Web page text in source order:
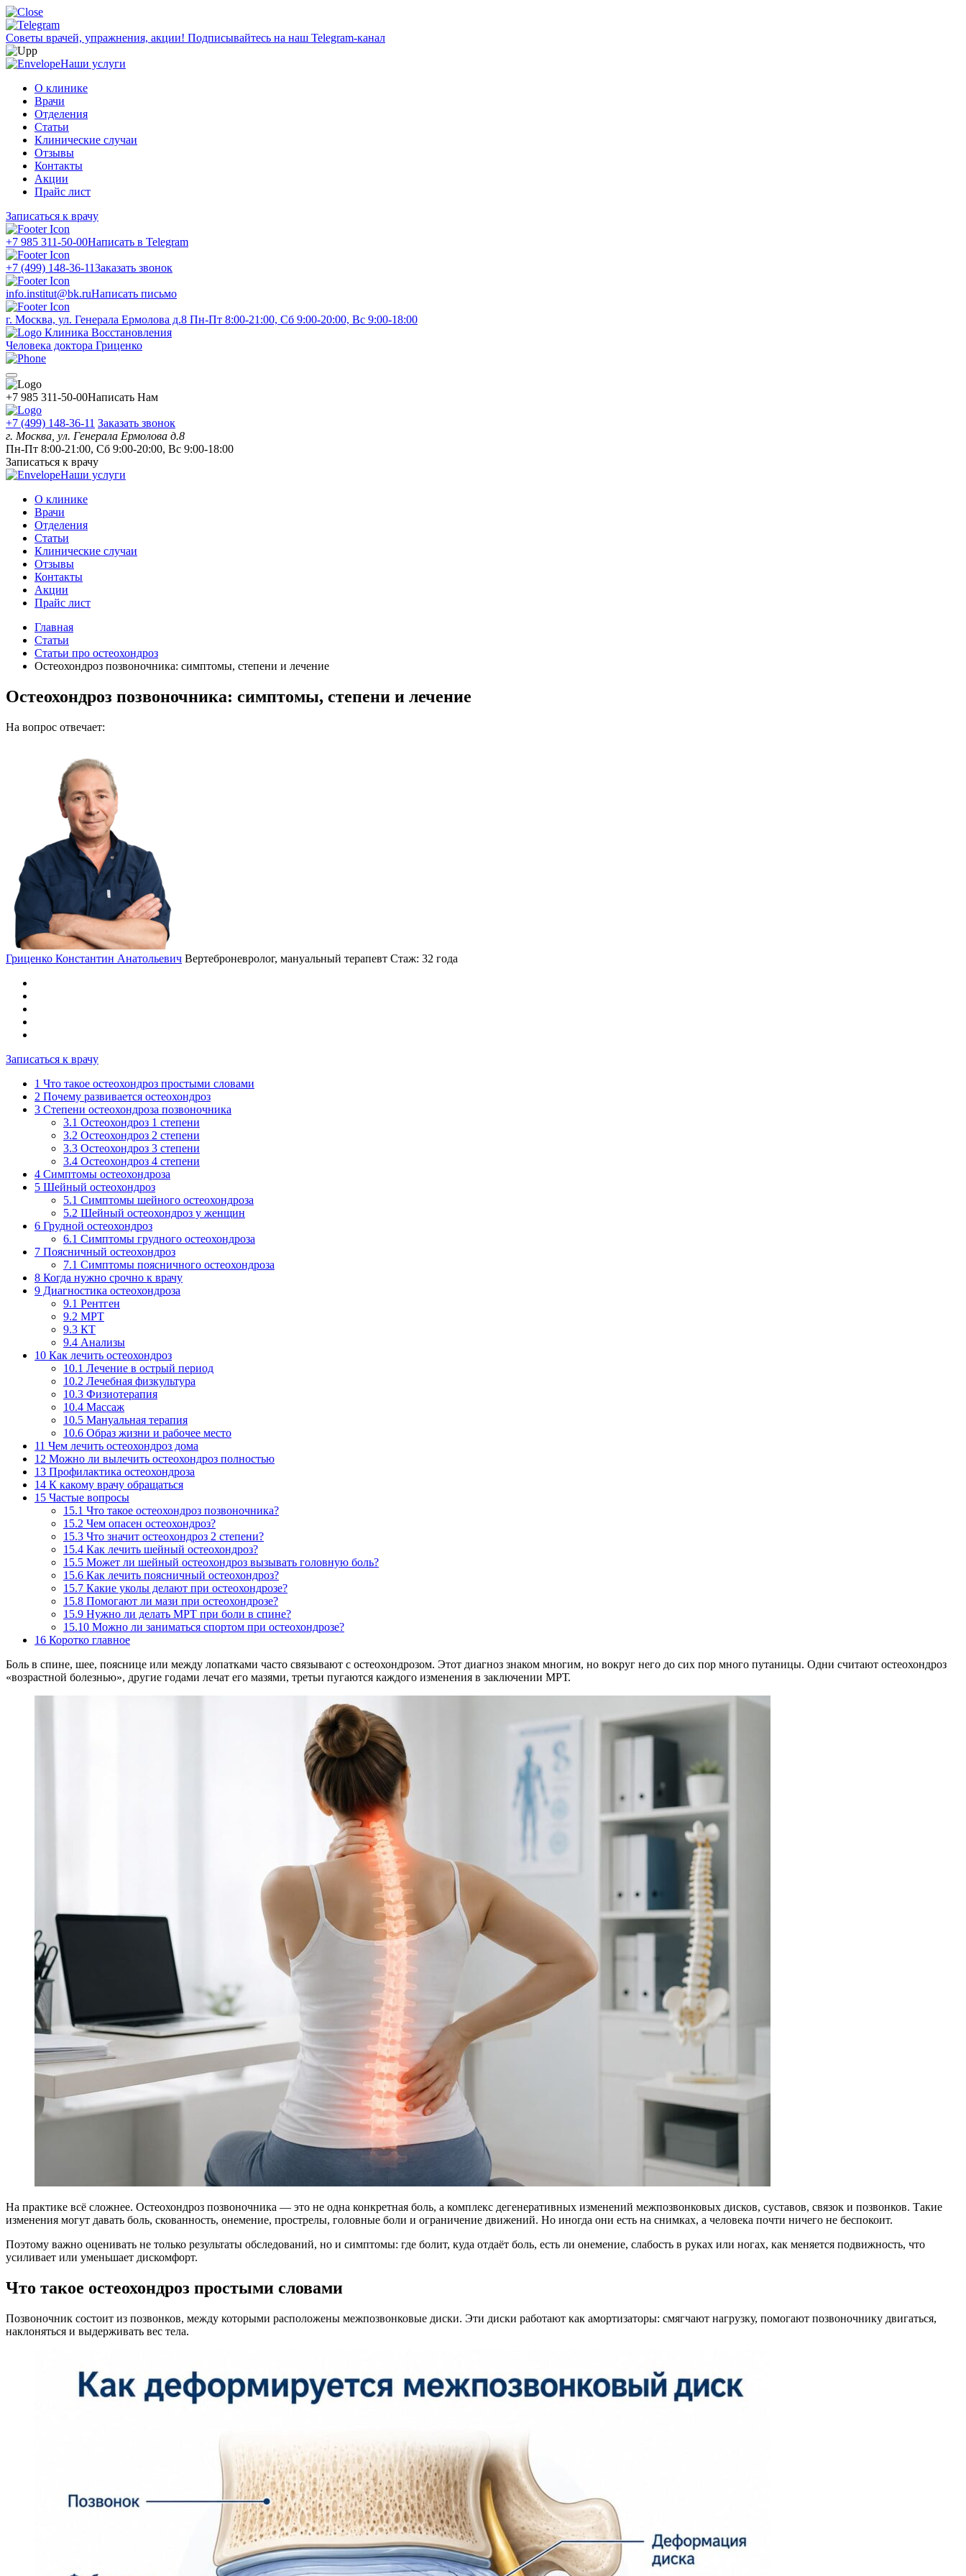
Советы врачей, упражнения, акции! Подписывайтесь на наш Telegram-канал
Наши услуги
О клинике
Врачи
Отделения
Статьи
Клинические случаи
Отзывы
Контакты
Акции
Прайс лист
Записаться к врачу
+7 985 311-50-00Написать в Telegram
+7 (499) 148-36-11Заказать звонок
info.institut@bk.ruНаписать письмо
г. Москва, ул. Генерала Ермолова д.8 Пн-Пт 8:00-21:00, Сб 9:00-20:00, Вс 9:00-18:00
Клиника Восстановления
Человека доктора Гриценко
+7 985 311-50-00Написать Нам
+7 (499) 148-36-11 Заказать звонок
г. Москва, ул. Генерала Ермолова д.8
Пн-Пт 8:00-21:00, Сб 9:00-20:00, Вс 9:00-18:00
Записаться к врачу
Наши услуги
О клинике
Врачи
Отделения
Статьи
Клинические случаи
Отзывы
Контакты
Акции
Прайс лист
Главная
Статьи
Статьи про остеохондроз
Остеохондроз позвоночника: симптомы, степени и лечение
Остеохондроз позвоночника: симптомы, степени и лечение
На вопрос отвечает:
Гриценко Константин Анатольевич Вертеброневролог, мануальный терапевт Стаж: 32 года
Записаться к врачу
1 Что такое остеохондроз простыми словами
2 Почему развивается остеохондроз
3 Степени остеохондроза позвоночника
3.1 Остеохондроз 1 степени
3.2 Остеохондроз 2 степени
3.3 Остеохондроз 3 степени
3.4 Остеохондроз 4 степени
4 Симптомы остеохондроза
5 Шейный остеохондроз
5.1 Симптомы шейного остеохондроза
5.2 Шейный остеохондроз у женщин
6 Грудной остеохондроз
6.1 Симптомы грудного остеохондроза
7 Поясничный остеохондроз
7.1 Симптомы поясничного остеохондроза
8 Когда нужно срочно к врачу
9 Диагностика остеохондроза
9.1 Рентген
9.2 МРТ
9.3 КТ
9.4 Анализы
10 Как лечить остеохондроз
10.1 Лечение в острый период
10.2 Лечебная физкультура
10.3 Физиотерапия
10.4 Массаж
10.5 Мануальная терапия
10.6 Образ жизни и рабочее место
11 Чем лечить остеохондроз дома
12 Можно ли вылечить остеохондроз полностью
13 Профилактика остеохондроза
14 К какому врачу обращаться
15 Частые вопросы
15.1 Что такое остеохондроз позвоночника?
15.2 Чем опасен остеохондроз?
15.3 Что значит остеохондроз 2 степени?
15.4 Как лечить шейный остеохондроз?
15.5 Может ли шейный остеохондроз вызывать головную боль?
15.6 Как лечить поясничный остеохондроз?
15.7 Какие уколы делают при остеохондрозе?
15.8 Помогают ли мази при остеохондрозе?
15.9 Нужно ли делать МРТ при боли в спине?
15.10 Можно ли заниматься спортом при остеохондрозе?
16 Коротко главное
Боль в спине, шее, пояснице или между лопатками часто связывают с остеохондрозом. Этот диагноз знаком многим, но вокруг него до сих пор много путаницы. Одни считают остеохондроз
«возрастной болезнью», другие годами лечат его мазями, третьи пугаются каждого изменения в заключении МРТ.
На практике всё сложнее. Остеохондроз позвоночника — это не одна конкретная боль, а комплекс дегенеративных изменений межпозвонковых дисков, суставов, связок и позвонков. Такие
изменения могут давать боль, скованность, онемение, прострелы, головные боли и ограничение движений. Но иногда они есть на снимках, а человека почти ничего не беспокоит.
Поэтому важно оценивать не только результаты обследований, но и симптомы: где болит, куда отдаёт боль, есть ли онемение, слабость в руках или ногах, как меняется подвижность, что
усиливает или уменьшает дискомфорт.
Что такое остеохондроз простыми словами
Позвоночник состоит из позвонков, между которыми расположены межпозвонковые диски. Эти диски работают как амортизаторы: смягчают нагрузку, помогают позвоночнику двигаться,
наклоняться и выдерживать вес тела.